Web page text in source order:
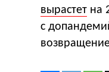
вырастет на
с